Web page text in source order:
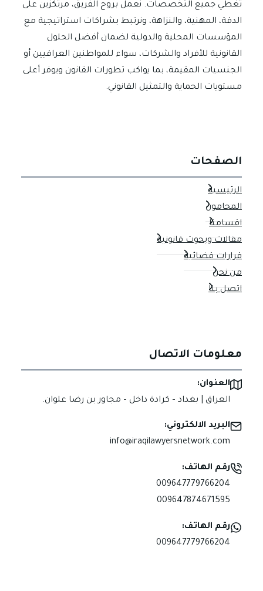
تغطي جميع التخصصات. نعمل بروح الفريق، مرتكزين على
الدقة، المهنية، والنزاهة، ونرتبط بشراكات استراتيجية مع
المؤسسات المحلية والدولية لضمان أفضل الحلول
القانونية للأفراد والشركات، سواء للمواطنين العراقيين أو
الجنسيات المقيمة، بما يواكب تطورات القانون ويوفر أعلى
مستويات الحماية والتمثيل القانوني.
الصفحات
الرئيسية
المحامون
اقسامنا
مقالات وبحوث قانونية
قرارات قضائية
من نحن
اتصل بنا
معلومات الاتصال
العنوان:
العراق | بغداد – كرادة داخل – مجاور بن رضا علوان.
البريد الالكتروني:
info@iraqilawyersnetwork.com
رقم الهاتف:
009647779766204
009647874671595
رقم الهاتف:
009647779766204